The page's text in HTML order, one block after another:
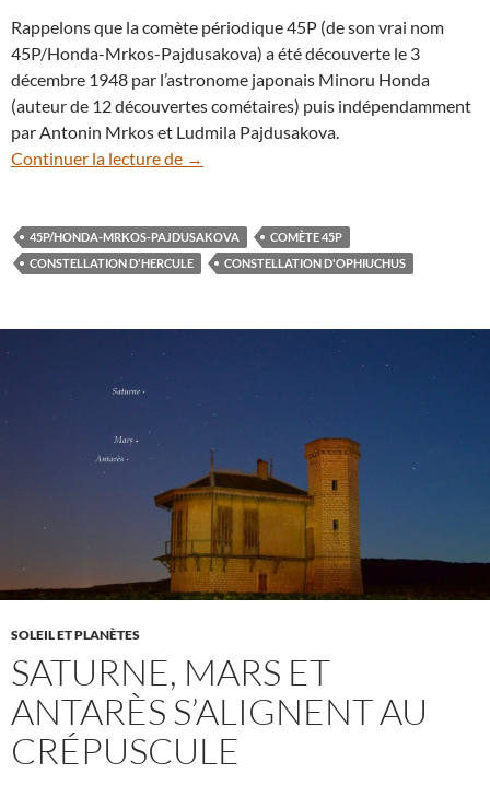
Rappelons que la comète périodique 45P (de son vrai nom
45P/Honda-Mrkos-Pajdusakova) a été découverte le 3
décembre 1948 par l’astronome japonais Minoru Honda
(auteur de 12 découvertes cométaires) puis indépendamment
par Antonin Mrkos et Ludmila Pajdusakova.
Continuer la lecture de Moins lumineuse que prévu, la comète
→
45P/HONDA-MRKOS-PAJDUSAKOVA
COMÈTE 45P
CONSTELLATION D'HERCULE
CONSTELLATION D'OPHIUCHUS
SOLEIL ET PLANÈTES
SATURNE, MARS ET
ANTARÈS S’ALIGNENT AU
CRÉPUSCULE